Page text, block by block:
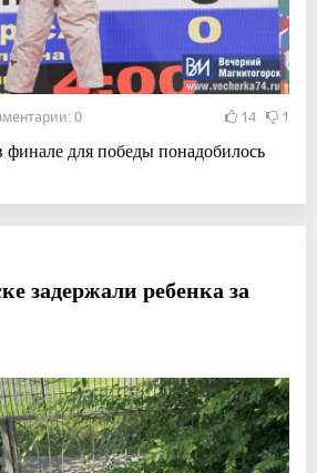
0 14 1
для победы понадобилось
задержали ребенка за